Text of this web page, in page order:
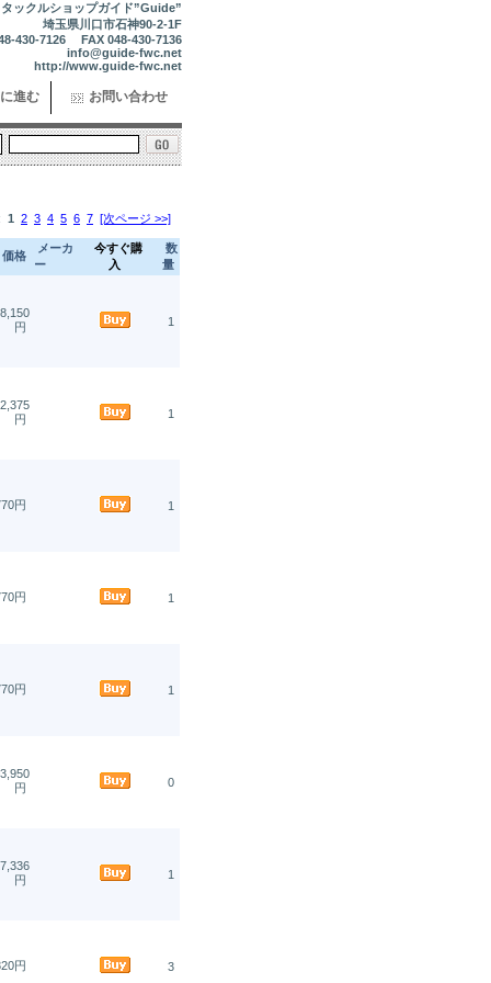
タックルショップガイド”Guide”
埼玉県川口市石神90-2-1F
430-7126 FAX 048-430-7136
info@guide-fwc.net
http://www.guide-fwc.net
進む お問い合わせ
1 2 3 4 5 6 7 [次ページ >>]
価格
メーカ
ー
今すぐ購
入
数
量
円
1
円
1
円 1
円 1
円 1
円
0
円
1
円 3